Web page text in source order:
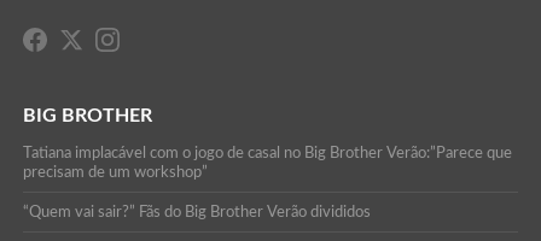
BIG BROTHER
Tatiana implacável com o jogo de casal no Big Brother Verão:”Parece que
precisam de um workshop”
“Quem vai sair?” Fãs do Big Brother Verão divididos